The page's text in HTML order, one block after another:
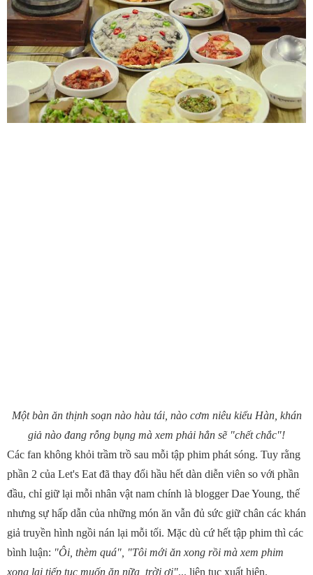
Một bàn ăn thịnh soạn nào hàu tái, nào cơm niêu kiểu Hàn, khán
giả nào đang rỗng bụng mà xem phải hẳn sẽ "chết chắc"!
Các fan không khỏi trầm trồ sau mỗi tập phim phát sóng. Tuy rằng
phần 2 của Let's Eat đã thay đổi hầu hết dàn diễn viên so với phần
đầu, chỉ giữ lại mỗi nhân vật nam chính là blogger Dae Young, thế
nhưng sự hấp dẫn của những món ăn vẫn đủ sức giữ chân các khán
giả truyền hình ngồi nán lại mỗi tối. Mặc dù cứ hết tập phim thì các
bình luận: "Ôi, thèm quá", "Tôi mới ăn xong rồi mà xem phim
xong lại tiếp tục muốn ăn nữa, trời ơi"... liên tục xuất hiện.